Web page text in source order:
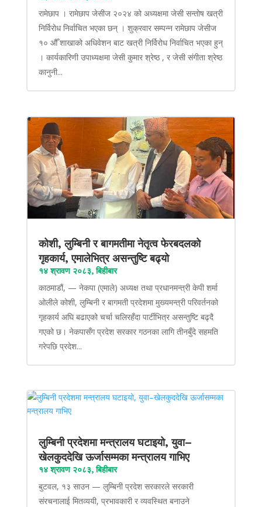
रामेछाप । रामेछाप जेसीज २०२४ को अध्यक्षमा जेसी सन्तोष खत्री
निर्विरोध निर्वाचित भएका छन् । शुक्रवार सम्पन्न रामेछाप जेसीज
१० औँ शाखाको अधिवेशन बाट खत्री निर्विरोध निर्वाचित भएका हुन्
। कार्यकारिणी उपाध्यक्षमा जेसी कुमार श्रेष्ठ , र जेसी संगीता श्रेष्ठ
कानुनी...
कोशी, लुम्बिनी र बागमतीमा नेतृत्व फेरबदलको
गृहकार्य, एमालेभित्र असन्तुष्टि बढ्यो
१४ श्रावण २०८३, बिहीबार
काठमाडौं, — नेकपा (एमाले) अध्यक्ष तथा प्रधानमन्त्री केपी शर्मा
ओलीले कोशी, लुम्बिनी र बागमती प्रदेशमा मुख्यमन्त्री परिवर्तनको
गृहकार्य अघि बढाएको चर्चा चलिरहँदा पार्टीभित्र असन्तुष्टि बढ्दै
गएको छ। नेकपासँग प्रदेश सरकार गठनका लागि तीनबुँदे सहमति
गरेपछि प्रदेश...
लुम्बिनी प्रदेशमा मन्त्रालय घटाइयो, युवा–
खेलकुददेखि ऊर्जासम्मका मन्त्रालय गाभिए
१४ श्रावण २०८३, बिहीबार
बुटवल, १३ साउन — लुम्बिनी प्रदेश सरकारले सरकारी
संरचनालाई मितव्ययी, प्रभावकारी र व्यवस्थित बनाउने